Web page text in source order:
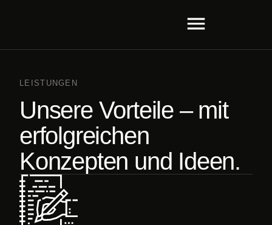
LEISTUNGEN
Unsere Vorteile – mit
erfolgreichen
Konzepten und Ideen.